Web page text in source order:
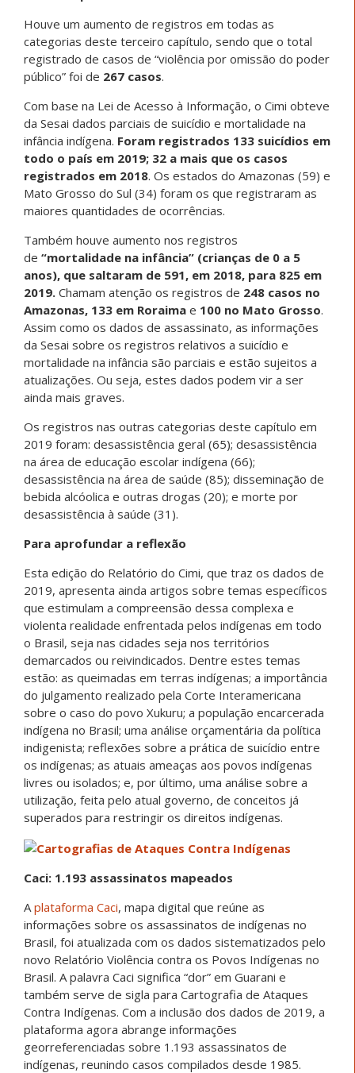
Houve um aumento de registros em todas as
categorias deste terceiro capítulo, sendo que o total
registrado de casos de “violência por omissão do poder
público” foi de 267 casos.
Com base na Lei de Acesso à Informação, o Cimi obteve
da Sesai dados parciais de suicídio e mortalidade na
infância indígena. Foram registrados 133 suicídios em
todo o país em 2019; 32 a mais que os casos
registrados em 2018. Os estados do Amazonas (59) e
Mato Grosso do Sul (34) foram os que registraram as
maiores quantidades de ocorrências.
Também houve aumento nos registros
de “mortalidade na infância” (crianças de 0 a 5
anos), que saltaram de 591, em 2018, para 825 em
2019. Chamam atenção os registros de 248 casos no
Amazonas, 133 em Roraima e 100 no Mato Grosso.
Assim como os dados de assassinato, as informações
da Sesai sobre os registros relativos a suicídio e
mortalidade na infância são parciais e estão sujeitos a
atualizações. Ou seja, estes dados podem vir a ser
ainda mais graves.
Os registros nas outras categorias deste capítulo em
2019 foram: desassistência geral (65); desassistência
na área de educação escolar indígena (66);
desassistência na área de saúde (85); disseminação de
bebida alcóolica e outras drogas (20); e morte por
desassistência à saúde (31).
Para aprofundar a reflexão
Esta edição do Relatório do Cimi, que traz os dados de
2019, apresenta ainda artigos sobre temas específicos
que estimulam a compreensão dessa complexa e
violenta realidade enfrentada pelos indígenas em todo
o Brasil, seja nas cidades seja nos territórios
demarcados ou reivindicados. Dentre estes temas
estão: as queimadas em terras indígenas; a importância
do julgamento realizado pela Corte Interamericana
sobre o caso do povo Xukuru; a população encarcerada
indígena no Brasil; uma análise orçamentária da política
indigenista; reflexões sobre a prática de suicídio entre
os indígenas; as atuais ameaças aos povos indígenas
livres ou isolados; e, por último, uma análise sobre a
utilização, feita pelo atual governo, de conceitos já
superados para restringir os direitos indígenas.
Caci: 1.193 assassinatos mapeados
A plataforma Caci, mapa digital que reúne as
informações sobre os assassinatos de indígenas no
Brasil, foi atualizada com os dados sistematizados pelo
novo Relatório Violência contra os Povos Indígenas no
Brasil. A palavra Caci significa “dor” em Guarani e
também serve de sigla para Cartografia de Ataques
Contra Indígenas. Com a inclusão dos dados de 2019, a
plataforma agora abrange informações
georreferenciadas sobre 1.193 assassinatos de
indígenas, reunindo casos compilados desde 1985.